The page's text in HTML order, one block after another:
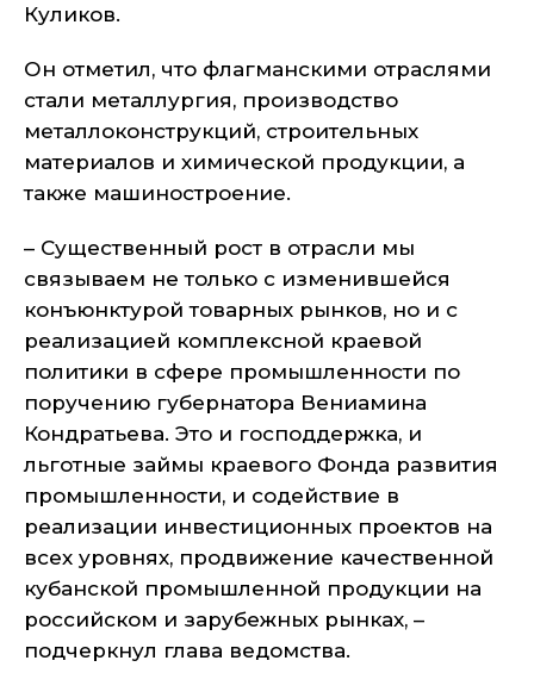
Куликов.
Он отметил, что флагманскими отраслями
стали металлургия, производство
металлоконструкций, строительных
материалов и химической продукции, а
также машиностроение.
– Существенный рост в отрасли мы
связываем не только с изменившейся
конъюнктурой товарных рынков, но и с
реализацией комплексной краевой
политики в сфере промышленности по
поручению губернатора Вениамина
Кондратьева. Это и господдержка, и
льготные займы краевого Фонда развития
промышленности, и содействие в
реализации инвестиционных проектов на
всех уровнях, продвижение качественной
кубанской промышленной продукции на
российском и зарубежных рынках, –
подчеркнул глава ведомства.